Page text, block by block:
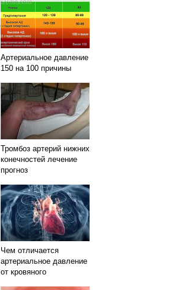
Артериальное давление
150 на 100 причины
Тромбоз артерий нижних
конечностей лечение
прогноз
Чем отличается
артериальное давление
от кровяного